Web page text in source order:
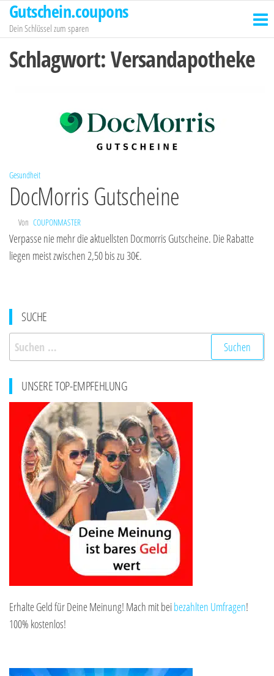
Zum
Inhalt
springen
Gutschein.coupons
Dein Schlüssel zum sparen
Schlagwort:Versandapotheke
Gesundheit
DocMorris Gutscheine
Von COUPONMASTER
Verpasse nie mehr die aktuellsten Docmorris Gutscheine. Die Rabatte
liegen meist zwischen 2,50 bis zu 30€.
SUCHE
Suchen
nach:
UNSERE TOP-EMPFEHLUNG
Erhalte Geld für Deine Meinung! Mach mit beibezahlten Umfragen!
100% kostenlos!